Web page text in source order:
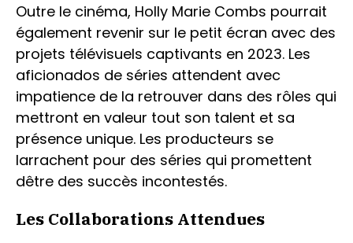
Outre le cinéma, Holly Marie Combs pourrait
également revenir sur le petit écran avec des
projets télévisuels captivants en 2023. Les
aficionados de séries attendent avec
impatience de la retrouver dans des rôles qui
mettront en valeur tout son talent et sa
présence unique. Les producteurs se
larrachent pour des séries qui promettent
dêtre des succès incontestés.
Les Collaborations Attendues